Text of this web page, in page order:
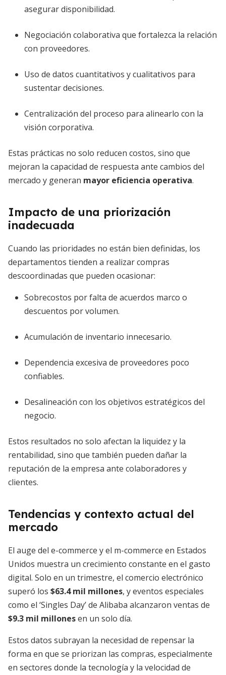
asegurar disponibilidad.
Negociación colaborativa que fortalezca la relación
con proveedores.
Uso de datos cuantitativos y cualitativos para
sustentar decisiones.
Centralización del proceso para alinearlo con la
visión corporativa.
Estas prácticas no solo reducen costos, sino que
mejoran la capacidad de respuesta ante cambios del
mercado y generan mayor eficiencia operativa.
Impacto de una priorización
inadecuada
Cuando las prioridades no están bien definidas, los
departamentos tienden a realizar compras
descoordinadas que pueden ocasionar:
Sobrecostos por falta de acuerdos marco o
descuentos por volumen.
Acumulación de inventario innecesario.
Dependencia excesiva de proveedores poco
confiables.
Desalineación con los objetivos estratégicos del
negocio.
Estos resultados no solo afectan la liquidez y la
rentabilidad, sino que también pueden dañar la
reputación de la empresa ante colaboradores y
clientes.
Tendencias y contexto actual del
mercado
El auge del e-commerce y el m-commerce en Estados
Unidos muestra un crecimiento constante en el gasto
digital. Solo en un trimestre, el comercio electrónico
superó los $63.4 mil millones, y eventos especiales
como el ‘Singles Day’ de Alibaba alcanzaron ventas de
$9.3 mil millonesen un solo día.
Estos datos subrayan la necesidad de repensar la
forma en que se priorizan las compras, especialmente
en sectores donde la tecnología y la velocidad de